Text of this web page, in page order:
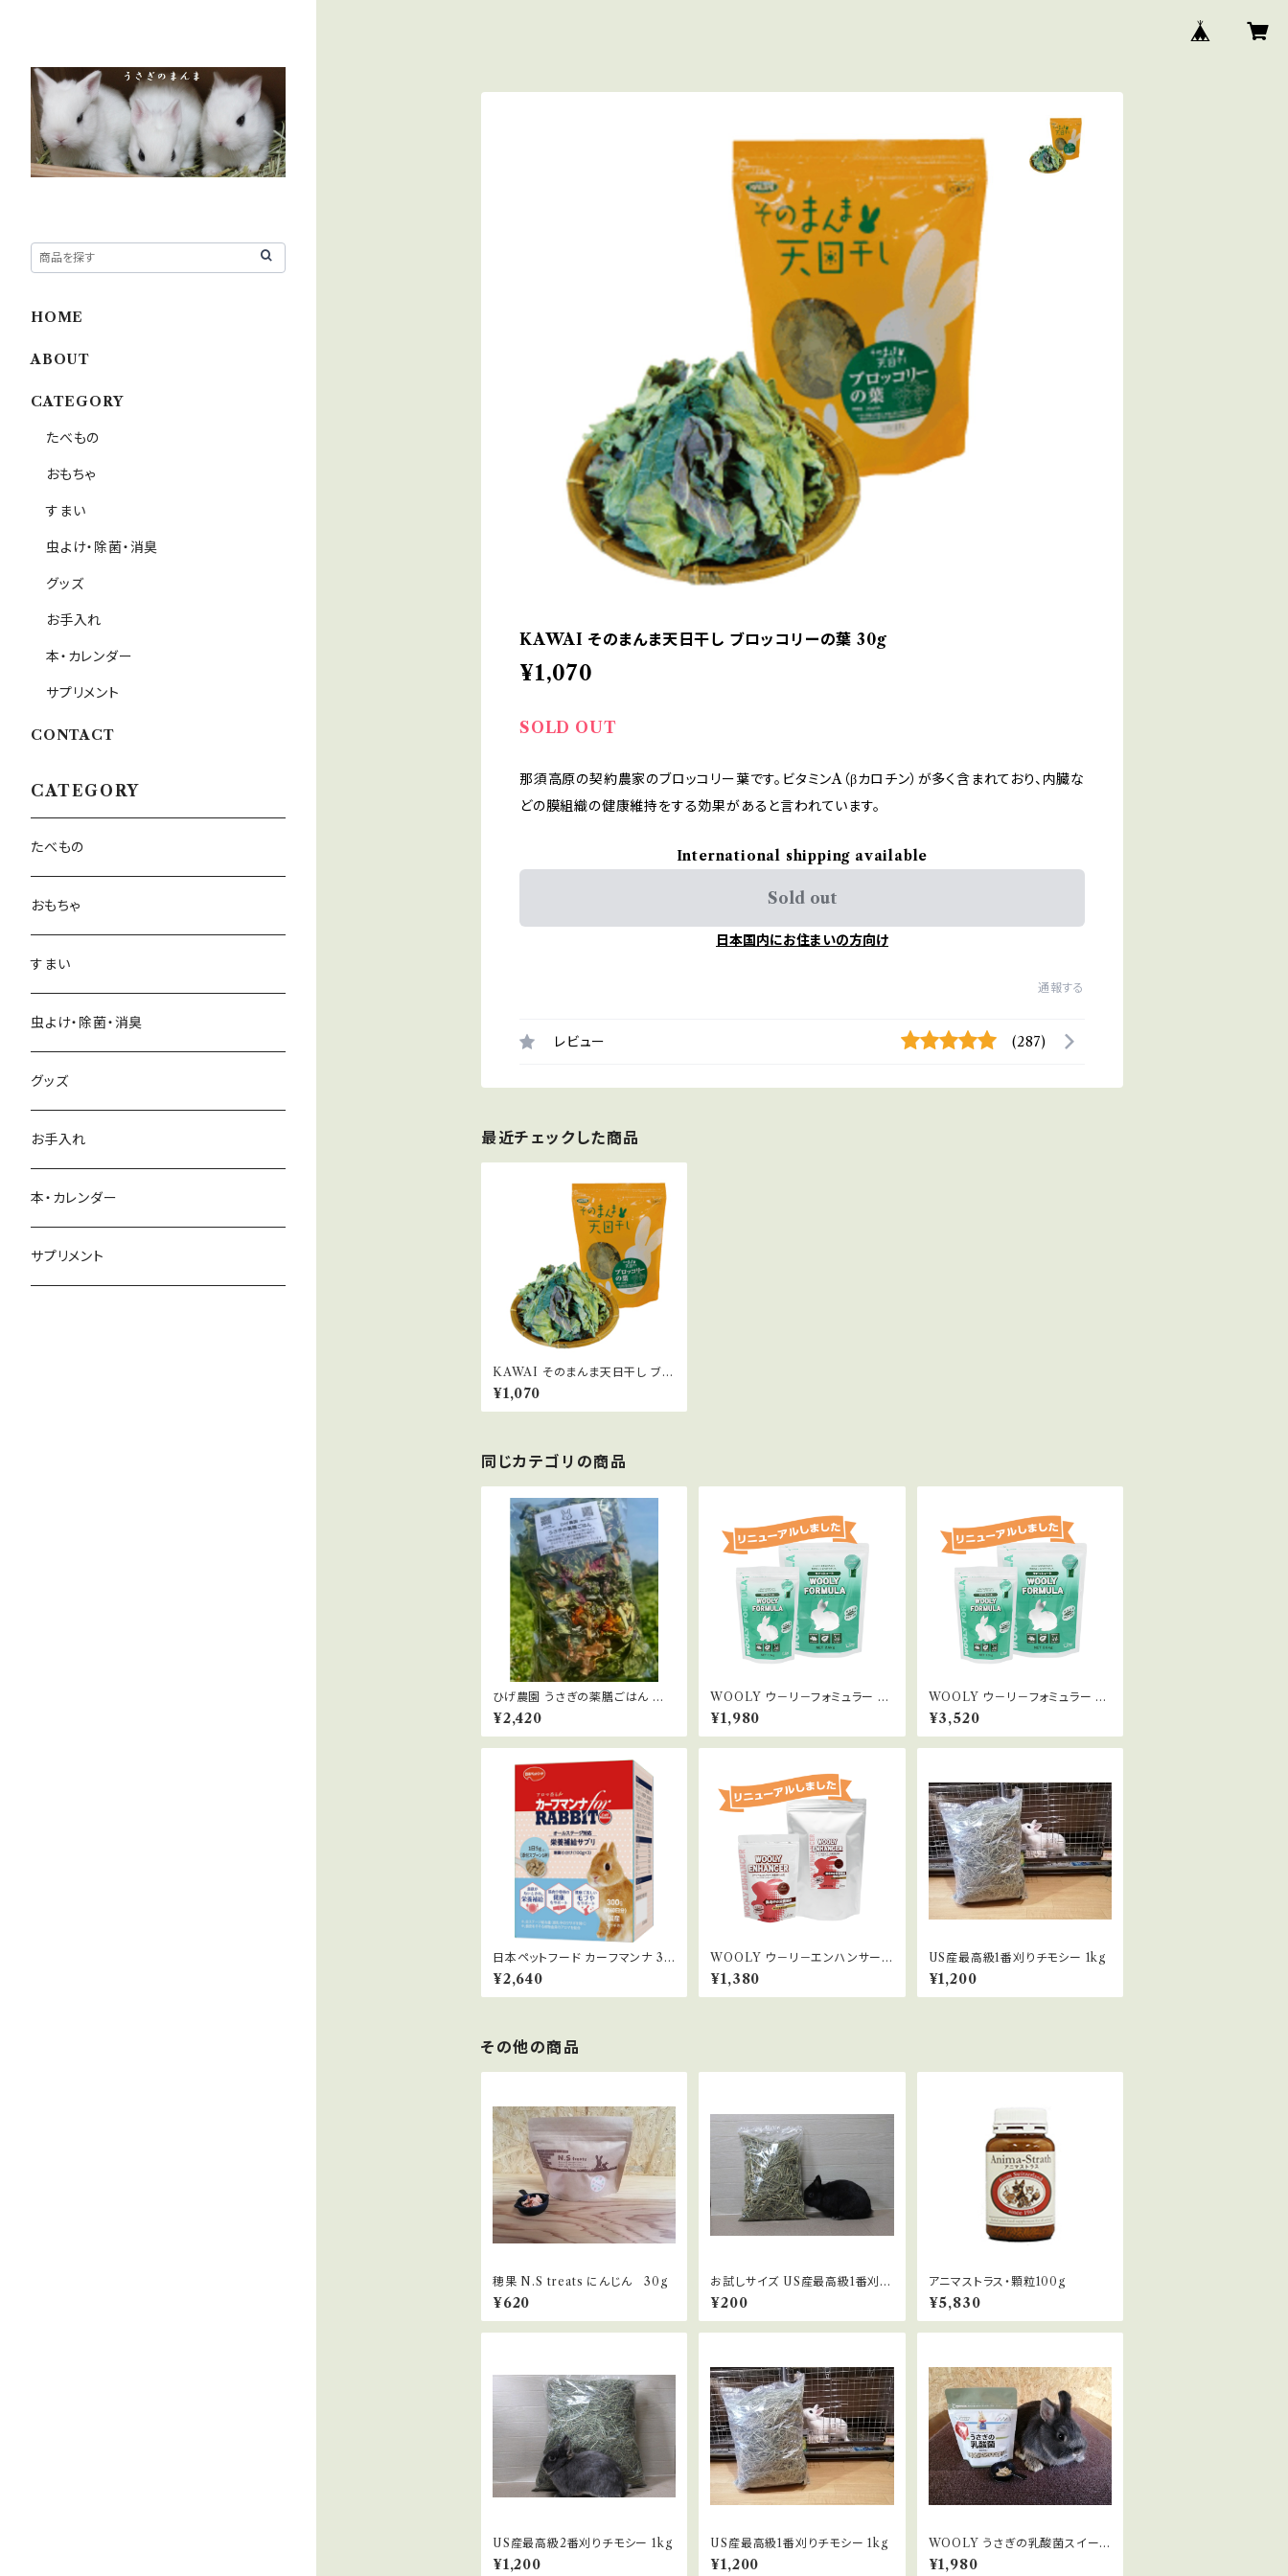
KAWAI そのまんま天日干し ブロッコリーの葉 30g
¥1,070
SOLD OUT
那須高原の契約農家のブロッコリー葉です。ビタミンA（βカロチン）が多く含まれており、内臓な
どの膜組織の健康維持をする効果があると言われています。
International shipping available
Sold out
日本国内にお住まいの方向け
通報する
レビュー (287)
最近チェックした商品
KAWAI そのまんま天日干し ブロ
ッコリーの葉 30g
¥1,070
同じカテゴリの商品
ひげ農園 うさぎの薬膳ごはん お
徳用120g
¥2,420
WOOLY ウ－リ－フォミュラー 1.
3kg
¥1,980
WOOLY ウ－リ－フォミュラー 2.
6kg
¥3,520
日本ペットフード カーフマンナ 30
0g
¥2,640
WOOLY ウ－リ－エンハンサー 5
50g
¥1,380
US産最高級1番刈りチモシー 1kg
¥1,200
その他の商品
穂果 N.S treats にんじん 30g
¥620
お試しサイズ US産最高級1番刈り
チモシー 200g
¥200
アニマストラス・顆粒100g
¥5,830
US産最高級2番刈りチモシー 1kg
¥1,200
US産最高級1番刈りチモシー 1kg
¥1,200
WOOLY うさぎの乳酸菌スイート
フレーバー 150g
¥1,980
HOME
ABOUT
CATEGORY
たべもの
おもちゃ
すまい
虫よけ・除菌・消臭
グッズ
お手入れ
本・カレンダー
サプリメント
CONTACT
CATEGORY
たべもの
おもちゃ
すまい
虫よけ・除菌・消臭
グッズ
お手入れ
本・カレンダー
サプリメント